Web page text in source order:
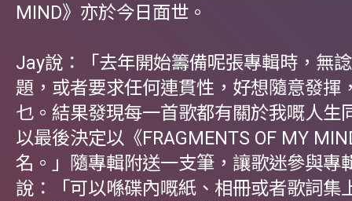
MIND》亦於今日面世。
Jay說：「去年開始籌備呢張專輯時，無
題，或者要求任何連貫性，好想隨意發揮
乜。結果發現每一首歌都有關於我嘅人生
以最後決定以《FRAGMENTS OF MY
名。」隨專輯附送一支筆，讓歌迷參與專
說：「可以喺碟內嘅紙、相冊或者歌詞集